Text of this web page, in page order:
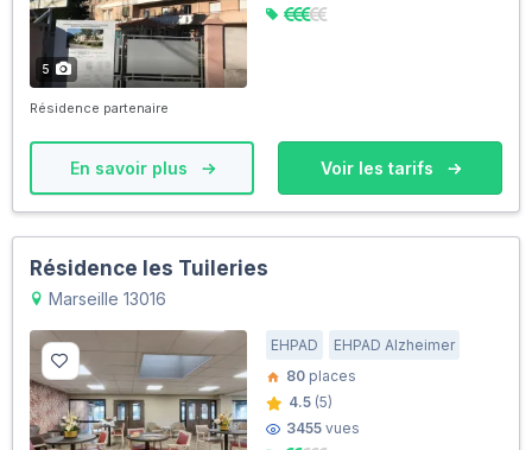
5
Résidence partenaire
En savoir plus Voir les tarifs
Résidence les Tuileries
Marseille 13016
EHPAD
EHPAD Alzheimer
80 places
4.5 (5)
3455 vues